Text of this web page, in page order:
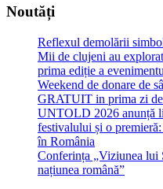
Noutăți
Reflexul demolării
Mii de clujeni au
prima ediție a
Weekend de donare de
GRATUIT in prima zi
UNTOLD 2026 anunță
festivalului și o
în România
Conferința „Viziunea lui
națiunea română”